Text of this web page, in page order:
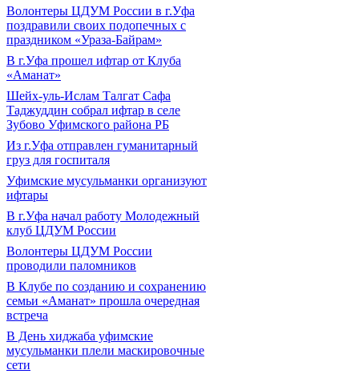
Волонтеры ЦДУМ России в г.Уфа
поздравили своих подопечных с
праздником «Ураза-Байрам»
В г.Уфа прошел ифтар от Клуба
«Аманат»
Шейх-уль-Ислам Талгат Сафа
Таджуддин собрал ифтар в селе
Зубово Уфимского района РБ
Из г.Уфа отправлен гуманитарный
груз для госпиталя
Уфимские мусульманки организуют
ифтары
В г.Уфа начал работу Молодежный
клуб ЦДУМ России
Волонтеры ЦДУМ России
проводили паломников
В Клубе по созданию и сохранению
семьи «Аманат» прошла очередная
встреча
В День хиджаба уфимские
мусульманки плели маскировочные
сети